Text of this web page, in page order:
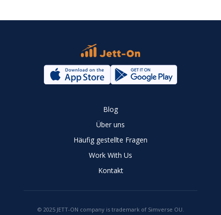
Blog
Über uns
Häufig gestellte Fragen
Work With Us
Kontakt
© 2025 JETT-ON company is trademark of Simverse OU.